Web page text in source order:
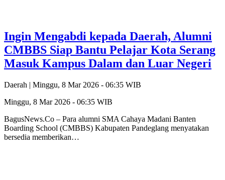
Ingin Mengabdi kepada Daerah, Alumni
CMBBS Siap Bantu Pelajar Kota Serang
Masuk Kampus Dalam dan Luar Negeri
Daerah | Minggu, 8 Mar 2026 - 06:35 WIB
Minggu, 8 Mar 2026 - 06:35 WIB
BagusNews.Co – Para alumni SMA Cahaya Madani Banten
Boarding School (CMBBS) Kabupaten Pandeglang menyatakan
bersedia memberikan…